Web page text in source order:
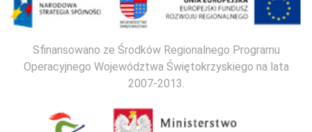
Sfinansowano ze Środków Regionalnego Programu
Operacyjnego Województwa Świętokrzyskiego na lata
2007-2013.